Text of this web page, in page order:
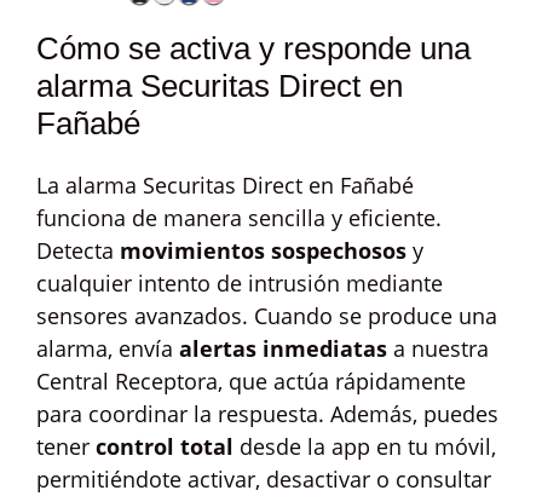
Cómo se activa y responde una
alarma Securitas Direct en
Fañabé
La alarma Securitas Direct en Fañabé
funciona de manera sencilla y eficiente.
Detecta movimientos sospechosos y
cualquier intento de intrusión mediante
sensores avanzados. Cuando se produce una
alarma, envía alertas inmediatas a nuestra
Central Receptora, que actúa rápidamente
para coordinar la respuesta. Además, puedes
tener control total desde la app en tu móvil,
permitiéndote activar, desactivar o consultar